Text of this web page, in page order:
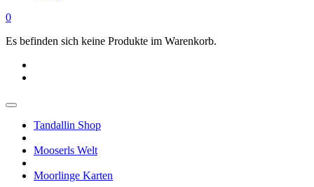
0
Es befinden sich keine Produkte im Warenkorb.
Tandallin Shop
Mooserls Welt
Moorlinge Karten